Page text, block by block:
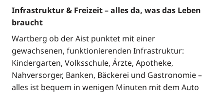
Infrastruktur & Freizeit – alles da, was das Leben
braucht
Wartberg ob der Aist punktet mit einer
gewachsenen, funktionierenden Infrastruktur:
Kindergarten, Volksschule, Ärzte, Apotheke,
Nahversorger, Banken, Bäckerei und Gastronomie –
alles ist bequem in wenigen Minuten mit dem Auto